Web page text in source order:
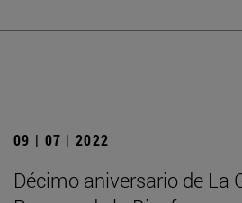
09 | 07 | 2022
Décimo aniversario de La